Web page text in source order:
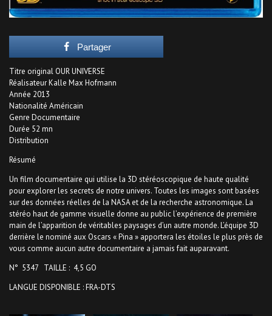
Partager
Titre original OUR UNIVERSE
Réalisateur Kalle Max Hofmann
Année 2013
Nationalité Américain
Genre Documentaire
Durée 52 mn
Distribution
Résumé
Un film documentaire qui utilise la 3D stéréoscopique de haute qualité
pour explorer les secrets de notre univers. Toutes les images sont basées
sur des données réelles de la NASA et de la recherche astronomique. La
stéréo haut de gamme visuelle donne au public l’expérience de première
main de l’apparition de véritables paysages d’un autre monde. L’équipe 3D
derrière le nominé aux Oscars « Pina » apportera les étoiles le plus près de
vous comme aucun autre documentaire a jamais fait auparavant.
N° 5347 TAILLE : 4,5 GO
LANGUE DISPONIBLE : FRA-DTS